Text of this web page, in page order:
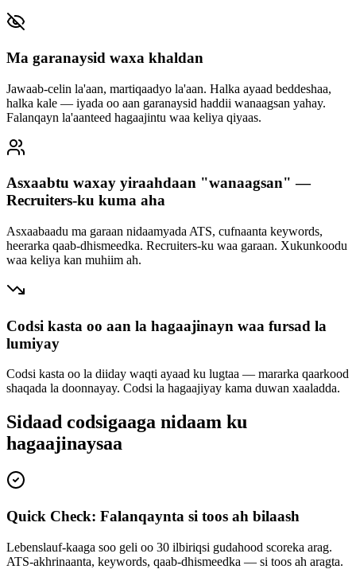
Ma garanaysid waxa khaldan
Jawaab-celin la'aan, martiqaadyo la'aan. Halka ayaad beddeshaa,
halka kale — iyada oo aan garanaysid haddii wanaagsan yahay.
Falanqayn la'aanteed hagaajintu waa keliya qiyaas.
Asxaabtu waxay yiraahdaan "wanaagsan" —
Recruiters-ku kuma aha
Asxaabaadu ma garaan nidaamyada ATS, cufnaanta keywords,
heerarka qaab-dhismeedka. Recruiters-ku waa garaan. Xukunkoodu
waa keliya kan muhiim ah.
Codsi kasta oo aan la hagaajinayn waa fursad la
lumiyay
Codsi kasta oo la diiday waqti ayaad ku lugtaa — mararka qaarkood
shaqada la doonnayay. Codsi la hagaajiyay kama duwan xaaladda.
Sidaad codsigaaga nidaam ku
hagaajinaysaa
Quick Check: Falanqaynta si toos ah bilaash
Lebenslauf-kaaga soo geli oo 30 ilbiriqsi gudahood scoreka arag.
ATS-akhrinaanta, keywords, qaab-dhismeedka — si toos ah aragta.